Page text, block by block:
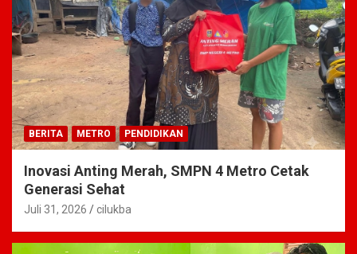
BERITA METRO PENDIDIKAN
Inovasi Anting Merah, SMPN 4 Metro Cetak
Generasi Sehat
Juli 31, 2026 cilukba